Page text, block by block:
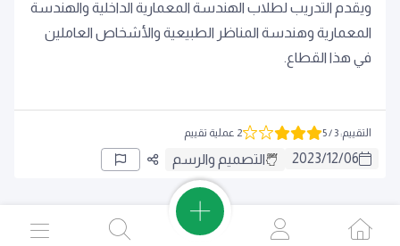
ويقدم التدريب لطلاب الهندسة المعمارية الداخلية والهندسة
المعمارية وهندسة المناظر الطبيعية والأشخاص العاملين
في هذا القطاع.
التقييم:
3
/ 5 2 عملية تقييم
2023/12/06 التصميم والرسم